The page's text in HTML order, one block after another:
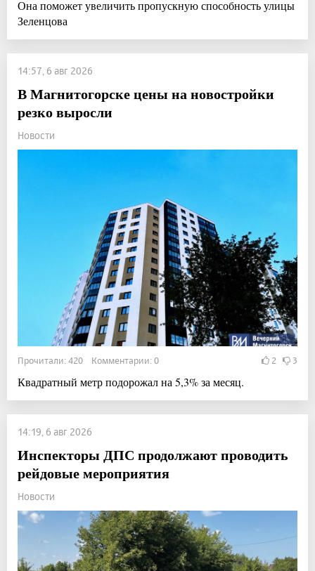
Она поможет увеличить пропускную способность улицы
Зеленцова
14:57, 6 авг 2026
В Магнитогорске цены на новостройки
резко выросли
Новости
Прочитали: 420 Комментарии: 0 2 3
Квадратный метр подорожал на 5,3% за месяц.
14:19, 6 авг 2026
Инспекторы ДПС продолжают проводить
рейдовые мероприятия
Новости